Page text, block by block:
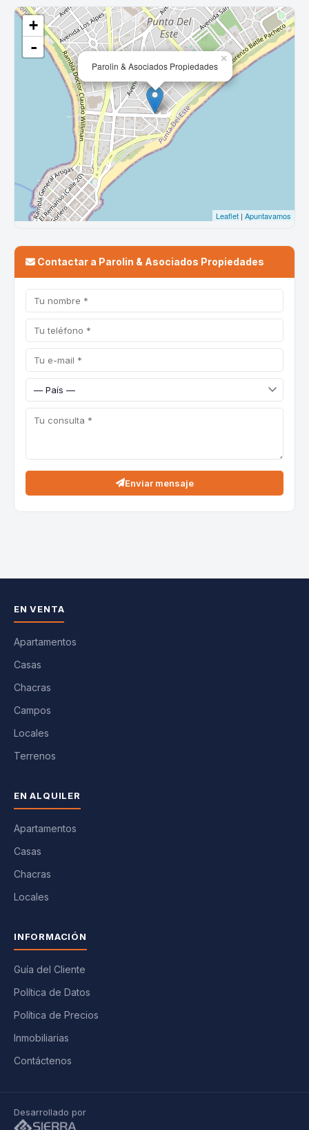
Contactar a Parolin & Asociados Propiedades
Enviar mensaje
EN VENTA
Apartamentos
Casas
Chacras
Campos
Locales
Terrenos
EN ALQUILER
Apartamentos
Casas
Chacras
Locales
INFORMACIÓN
Guía del Cliente
Política de Datos
Política de Precios
Inmobiliarias
Contáctenos
Desarrollado por